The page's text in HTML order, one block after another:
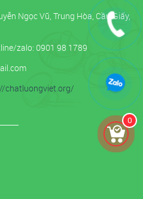
Ngọc Vũ, Trung Hòa, Cầu Giấy,
zalo: 0901 98 1789
chatluongviet.org/
0